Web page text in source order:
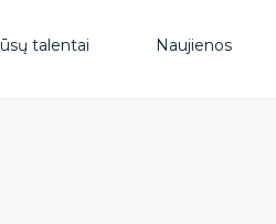
talentai Naujienos